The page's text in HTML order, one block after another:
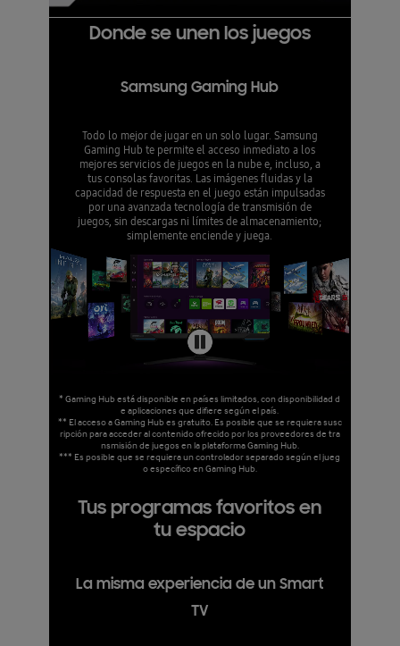
Donde se unen los juegos
Samsung Gaming Hub
Todo lo mejor de jugar en un solo lugar. Samsung
Gaming Hub te permite el acceso inmediato a los
mejores servicios de juegos en la nube e, incluso, a
tus consolas favoritas. Las imágenes fluidas y la
capacidad de respuesta en el juego están impulsadas
por una avanzada tecnología de transmisión de
juegos, sin descargas ni límites de almacenamiento;
simplemente enciende y juega.
* Gaming Hub está disponible en países limitados, con disponibilidad d
e aplicaciones que difiere según el país.
** El acceso a Gaming Hub es gratuito. Es posible que se requiera susc
ripción para acceder al contenido ofrecido por los proveedores de tra
nsmisión de juegos en la plataforma Gaming Hub.
*** Es posible que se requiera un controlador separado según el jueg
o específico en Gaming Hub.
Tus programas favoritos en
tu espacio
La misma experiencia de un Smart
TV